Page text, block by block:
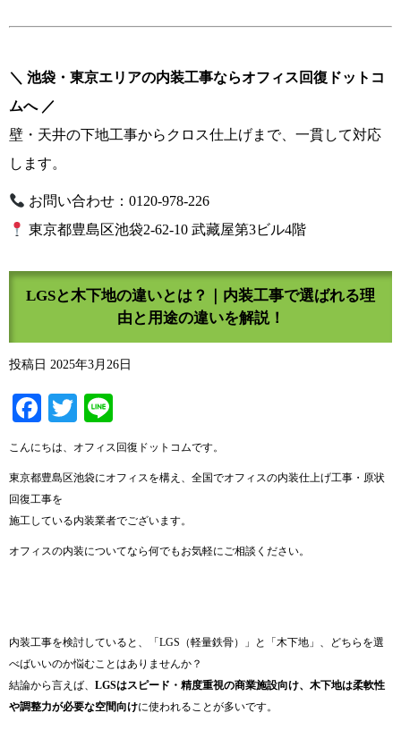
＼ 池袋・東京エリアの内装工事ならオフィス回復ドットコ
ムへ ／
壁・天井の下地工事からクロス仕上げまで、一貫して対応
します。
お問い合わせ：0120-978-226
東京都豊島区池袋2-62-10 武藏屋第3ビル4階
LGSと木下地の違いとは？｜内装工事で選ばれる理
由と用途の違いを解説！
投稿日 2025年3月26日
Facebook
Twitter
こんにちは、オフィス回復ドットコムです。
東京都豊島区池袋にオフィスを構え、全国でオフィスの内装仕上げ工事・原状
回復工事を
施工している内装業者でございます。
オフィスの内装についてなら何でもお気軽にご相談ください。
内装工事を検討していると、「LGS（軽量鉄骨）」と「木下地」、どちらを選
べばいいのか悩むことはありませんか？
結論から言えば、 LGSはスピード・精度重視の商業施設向け、木下地は柔軟性
や調整力が必要な空間向けに使われることが多いです。